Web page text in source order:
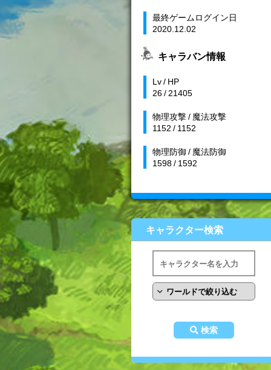
最終ゲームログイン日
2020.12.02
キャラバン情報
Lv / HP
26 / 21405
物理攻撃 / 魔法攻撃
1152 / 1152
物理防御 / 魔法防御
1598 / 1592
キャラクター検索
検索